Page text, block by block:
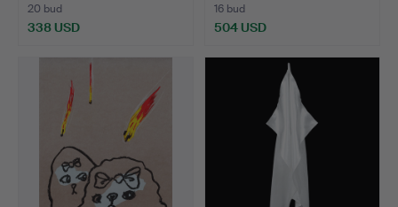
20 bud
338 USD
16 bud
504 USD